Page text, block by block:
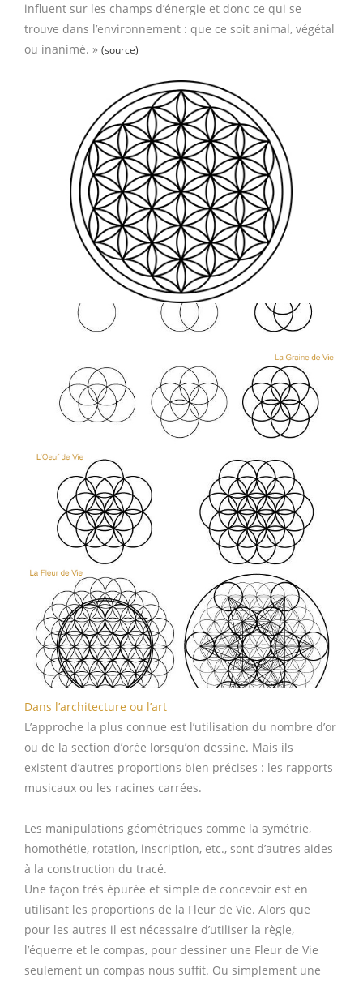
influent sur les champs d’énergie et donc ce qui se
trouve dans l’environnement : que ce soit animal, végétal
ou inanimé. » (source)
Dans l’architecture ou l’art
L’approche la plus connue est l’utilisation du nombre d’or
ou de la section d’orée lorsqu’on dessine. Mais ils
existent d’autres proportions bien précises : les rapports
musicaux ou les racines carrées.
Les manipulations géométriques comme la symétrie,
homothétie, rotation, inscription, etc., sont d’autres aides
à la construction du tracé.
Une façon très épurée et simple de concevoir est en
utilisant les proportions de la Fleur de Vie. Alors que
pour les autres il est nécessaire d’utiliser la règle,
l’équerre et le compas, pour dessiner une Fleur de Vie
seulement un compas nous suffit. Ou simplement une